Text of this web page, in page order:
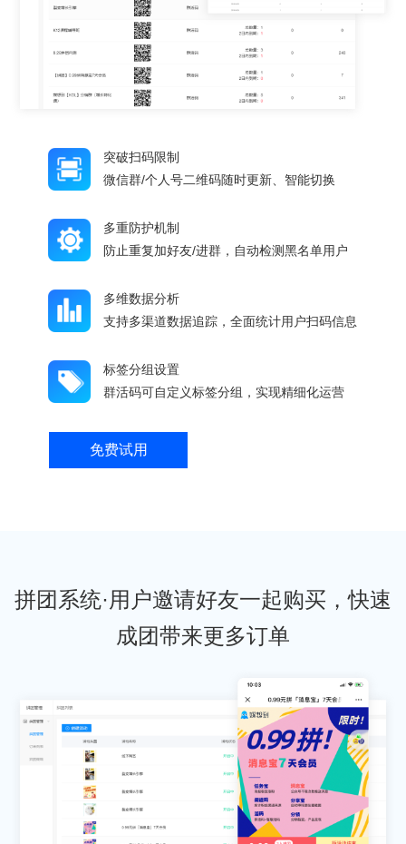
突破扫码限制
微信群/个人号二维码随时更新、智能切换
多重防护机制
防止重复加好友/进群，自动检测黑名单用户
多维数据分析
支持多渠道数据追踪，全面统计用户扫码信息
标签分组设置
群活码可自定义标签分组，实现精细化运营
免费试用
拼团系统·用户邀请好友一起购买，快速
成团带来更多订单